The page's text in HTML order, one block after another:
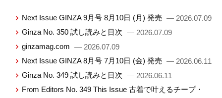
Next Issue GINZA 9月号 8月10日 (月) 発売 — 2026.07.09
Ginza No. 350 試し読みと目次 — 2026.07.09
ginzamag.com — 2026.07.09
Next Issue GINZA 8月号 7月10日 (金) 発売 — 2026.06.11
Ginza No. 349 試し読みと目次 — 2026.06.11
From Editors No. 349 This Issue 古着で叶えるチープ・